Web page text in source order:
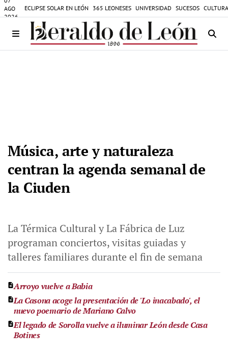
AGO
2026
ECLIPSE SOLAR EN LEÓN 365 LEONESES UNIVERSIDAD SUCESOS
Música, arte y naturaleza
centran la agenda semanal de
la Ciuden
La Térmica Cultural y La Fábrica de Luz
programan conciertos, visitas guiadas y
talleres familiares durante el fin de semana
Arroyo vuelve a Babia
La Casona acoge la presentación de 'Lo inacabado', el
nuevo poemario de Mariano Calvo
El legado de Sorolla vuelve a iluminar León desde Casa
Botines